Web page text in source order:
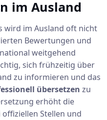
im Ausland
wird im Ausland oft nicht
Bewertungen und
weitgehend
sich frühzeitig über
zu informieren und das
übersetzen zu
erhöht die
Stellen und